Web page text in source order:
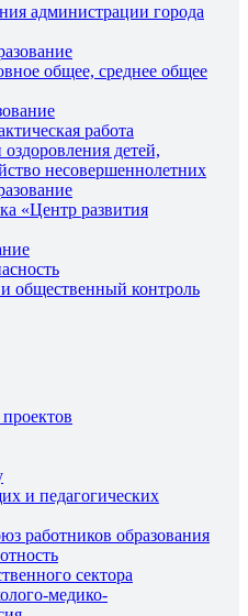
администрации города
общее, среднее общее
работа
детей,
несовершеннолетних
«Центр развития
общественный контроль
и педагогических
работников образования
сектора
медико-